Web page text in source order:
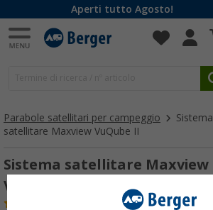
Aperti tutto Agosto!
Parabole satellitari per campeggio
Sistema
satellitare Maxview VuQube II
Sistema satellitare Maxview
VuQube II